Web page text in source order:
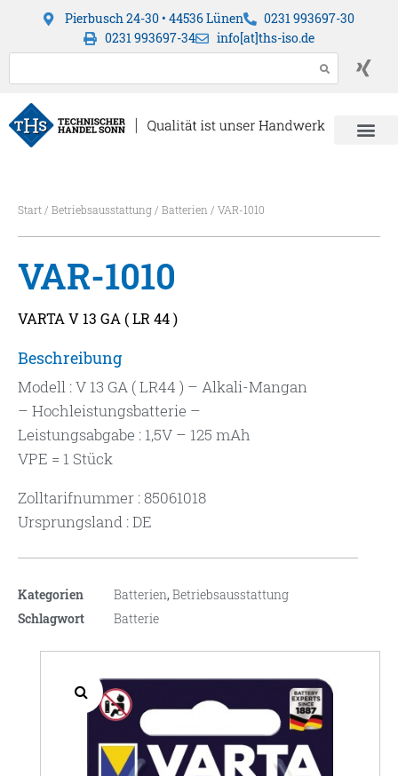
Pierbusch 24-30 • 44536 Lünen
0231 993697-30
0231 993697-34
info[at]ths-iso.de
Start/ Betriebsausstattung/ Batterien / VAR-1010
VAR-1010
VARTA V 13 GA ( LR 44 )
Beschreibung
Modell : V 13 GA ( LR44 ) – Alkali-Mangan
– Hochleistungsbatterie –
Leistungsabgabe : 1,5V – 125 mAh
VPE = 1 Stück
Zolltarifnummer : 85061018
Ursprungsland : DE
Kategorien Batterien,Betriebsausstattung
Schlagwort
Batterie